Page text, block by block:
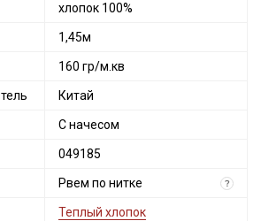
хлопок 100%
1,45м
160 гр/м.кв
Китай
С начесом
049185
Рвем по нитке ?
Теплый хлопок